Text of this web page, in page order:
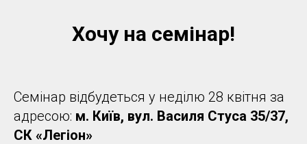
Хочу на семінар!
Семінар відбудеться у неділю 28 квітня за
адресою: м. Київ, вул. Василя Стуса 35/37,
СК «Легіон»